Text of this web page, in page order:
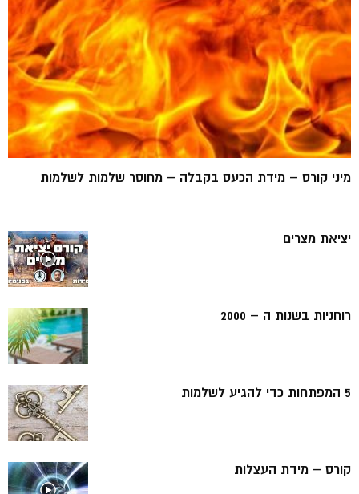
מיני קורס – מידת הכעס בקבלה – מחוסר שלמות לשלמות
יציאת מצרים
רוחניות בשנות ה – 2000
5 המפתחות כדי להגיע לשלמות
קורס – מידת העצלות